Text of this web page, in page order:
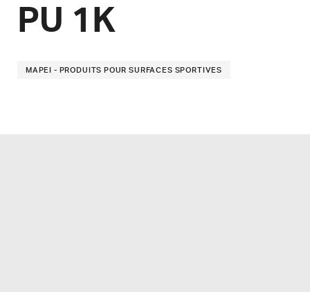
PU 1K
MAPEI - PRODUITS POUR SURFACES SPORTIVES